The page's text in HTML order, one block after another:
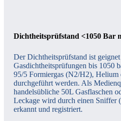
Dichtheitsprüfstand <1050 Bar
Der Dichtheitsprüfstand ist
Gasdichtheitsprüfungen bis 1050
95/5 Formiergas (N2/H2), Helium
durchgeführt werden. Als
handelsübliche 50L Gasflaschen
Leckage wird durch einen
erkannt und registriert.